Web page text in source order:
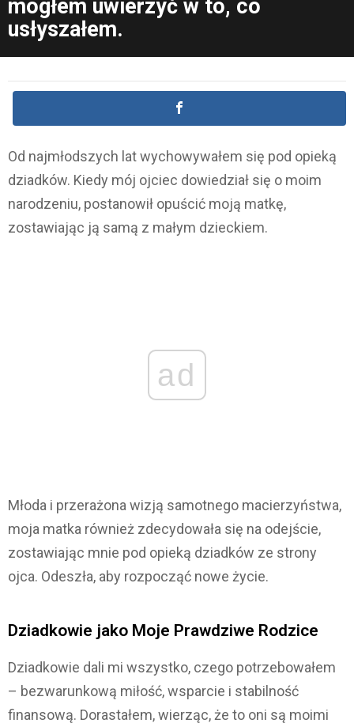
mogłem uwierzyć w to, co
usłyszałem.
Od najmłodszych lat wychowywałem się pod opieką
dziadków. Kiedy mój ojciec dowiedział się o moim
narodzeniu, postanowił opuścić moją matkę,
zostawiając ją samą z małym dzieckiem.
ad
Młoda i przerażona wizją samotnego macierzyństwa,
moja matka również zdecydowała się na odejście,
zostawiając mnie pod opieką dziadków ze strony
ojca. Odeszła, aby rozpocząć nowe życie.
Dziadkowie jako Moje Prawdziwe Rodzice
Dziadkowie dali mi wszystko, czego potrzebowałem
– bezwarunkową miłość, wsparcie i stabilność
finansową. Dorastałem, wierząc, że to oni są moimi